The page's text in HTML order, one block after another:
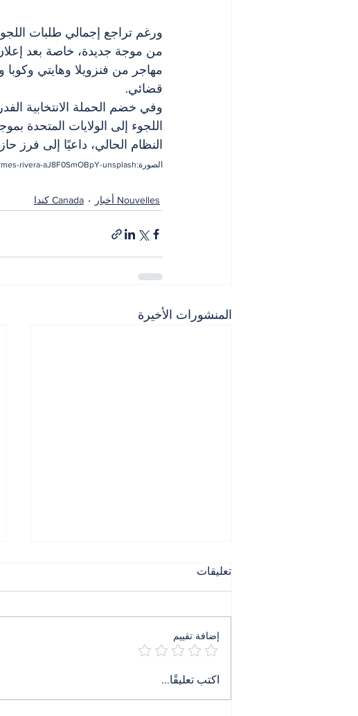
مهاجر من فنزويلا وهايتي وكوبا
قضائي.
وفي خضم الحملة الانتخابية
اللجوء إلى الولايات المتحدة
النظام الحالي، داعيًا إلى فرز
الصورة:hermes-rivera-aJ8F0SmOBpY-unsplash
Nouvelles أخبار
Canada كندا
المنشورات الأخيرة
٤ آب ليس ذكرى بل جريمة
تعليقات
إضافة تقييم
اكتب تعليقًا...